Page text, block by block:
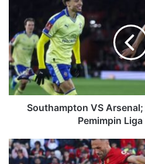
Southampton VS
Pemimpin